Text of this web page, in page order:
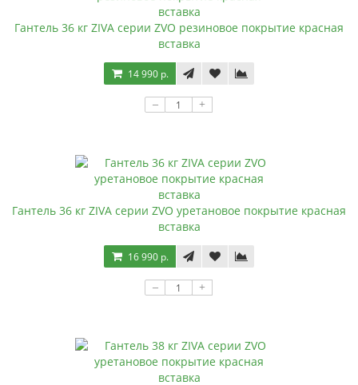
Гантель 36 кг ZIVA серии ZVO резиновое покрытие красная
вставка
14 990 р.
– +
Гантель 36 кг ZIVA серии ZVO уретановое покрытие красная
вставка
16 990 р.
– +